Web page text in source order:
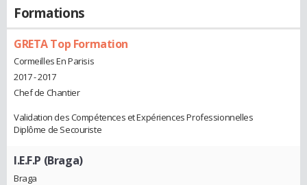
Formations
GRETA Top Formation
Cormeilles En Parisis
2017 - 2017
Chef de Chantier
Validation des Compétences et Expériences Professionnelles
Diplôme de Secouriste
I.E.F.P (Braga)
Braga